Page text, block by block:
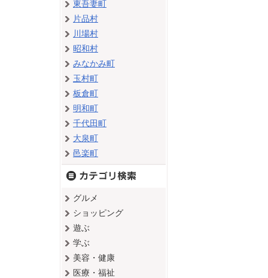
東吾妻町
片品村
川場村
昭和村
みなかみ町
玉村町
板倉町
明和町
千代田町
大泉町
邑楽町
グルメ
ショッピング
遊ぶ
学ぶ
美容・健康
医療・福祉